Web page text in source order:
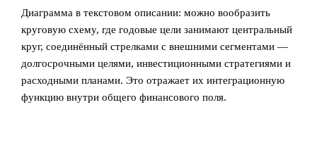
Диаграмма в текстовом описании: можно вообразить
круговую схему, где годовые цели занимают центральный
круг, соединённый стрелками с внешними сегментами —
долгосрочными целями, инвестиционными стратегиями и
расходными планами. Это отражает их интеграционную
функцию внутри общего финансового поля.